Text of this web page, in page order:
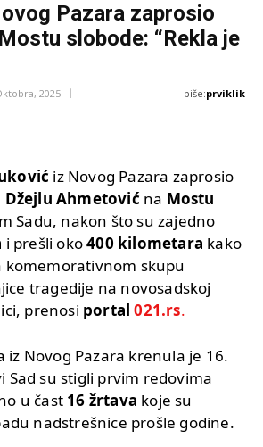
Pazara zaprosio
slobode: “Rekla je
2025 piše:prviklik
iz Novog Pazara zaprosio
Džejlu Ahmetović na Mostu
Sadu, nakon što su zajedno
i prešli oko400 kilometara kako
komemorativnom skupu
tragedije na novosadskoj
prenosi portal021.rs.
iz Novog Pazara krenula je 16.
Sad su stigli prvim redovima
u čast 16 žrtava koje su
nadstrešnice prošle godine.